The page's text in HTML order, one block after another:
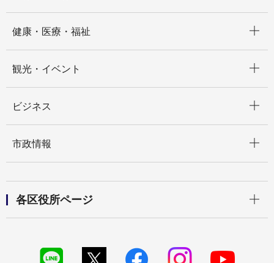
健康・医療・福祉
観光・イベント
ビジネス
市政情報
各区役所ページ